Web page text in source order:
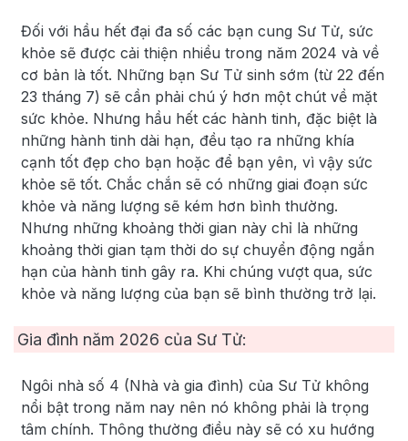
Đối với hầu hết đại đa số các bạn cung Sư Tử, sức
khỏe sẽ được cải thiện nhiều trong năm 2024 và về
cơ bản là tốt. Những bạn Sư Tử sinh sớm (từ 22 đến
23 tháng 7) sẽ cần phải chú ý hơn một chút về mặt
sức khỏe. Nhưng hầu hết các hành tinh, đặc biệt là
những hành tinh dài hạn, đều tạo ra những khía
cạnh tốt đẹp cho bạn hoặc để bạn yên, vì vậy sức
khỏe sẽ tốt. Chắc chắn sẽ có những giai đoạn sức
khỏe và năng lượng sẽ kém hơn bình thường.
Nhưng những khoảng thời gian này chỉ là những
khoảng thời gian tạm thời do sự chuyển động ngắn
hạn của hành tinh gây ra. Khi chúng vượt qua, sức
khỏe và năng lượng của bạn sẽ bình thường trở lại.
Gia đình năm 2026 của Sư Tử:
Ngôi nhà số 4 (Nhà và gia đình) của Sư Tử không
nổi bật trong năm nay nên nó không phải là trọng
tâm chính. Thông thường điều này sẽ có xu hướng